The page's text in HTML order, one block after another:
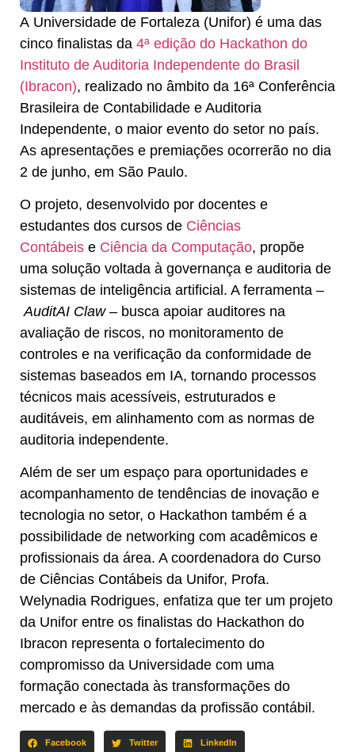
A Universidade de Fortaleza (Unifor) é uma das
cinco finalistas da 4ª edição do Hackathon do
Instituto de Auditoria Independente do Brasil
(Ibracon), realizado no âmbito da 16ª Conferência
Brasileira de Contabilidade e Auditoria
Independente, o maior evento do setor no país.
As apresentações e premiações ocorrerão no dia
2 de junho, em São Paulo.
O projeto, desenvolvido por docentes e
estudantes dos cursos de Ciências
Contábeis e Ciência da Computação, propõe
uma solução voltada à governança e auditoria de
sistemas de inteligência artificial. A ferramenta –
AuditAI Claw – busca apoiar auditores na
avaliação de riscos, no monitoramento de
controles e na verificação da conformidade de
sistemas baseados em IA, tornando processos
técnicos mais acessíveis, estruturados e
auditáveis, em alinhamento com as normas de
auditoria independente.
Além de ser um espaço para oportunidades e
acompanhamento de tendências de inovação e
tecnologia no setor, o Hackathon também é a
possibilidade de networking com acadêmicos e
profissionais da área. A coordenadora do Curso
de Ciências Contábeis da Unifor, Profa.
Welynadia Rodrigues, enfatiza que ter um projeto
da Unifor entre os finalistas do Hackathon do
Ibracon representa o fortalecimento do
compromisso da Universidade com uma
formação conectada às transformações do
mercado e às demandas da profissão contábil.
Facebook Twitter LinkedIn